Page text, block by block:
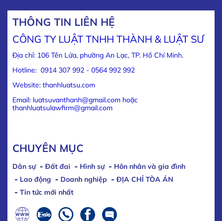
THÔNG TIN LIÊN HỆ
CÔNG TY LUẬT TNHH THÀNH & LUẬT SƯ
Địa chỉ: 106 Tên Lửa, phường An Lạc, TP. Hồ Chí Minh.
Hotline: 0914 307 992 - 0564 992 992
Website: thanhluatsu.com
Email: luatsuvanthanh@gmail.com hoặc
thanhluatsulawfirm@gmail.com
CHUYÊN MỤC
Dân sự Đất đai Hình sự
Hôn nhân và gia đình
Lao động
Doanh nghiệp
ĐỊA CHỈ TÒA ÁN
Tin tức mới nhất